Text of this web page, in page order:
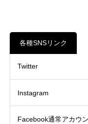
各種SNSリンク
Twitter
Instagram
Facebook通常アカウ